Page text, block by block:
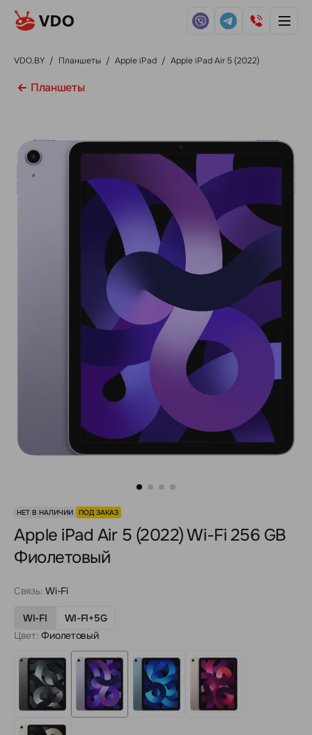
VDO.BY / Планшеты / Apple iPad / Apple iPad Air 5 (2022)
Планшеты
НЕТ В НАЛИЧИИ ПОД ЗАКАЗ
Apple iPad Air 5 (2022) Wi-Fi 256 GB
Фиолетовый
Связь: Wi-Fi
WI-FI
WI-FI+5G
Цвет: Фиолетовый